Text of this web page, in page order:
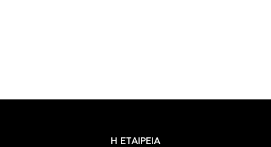
Η ΕΤΑΙΡΕΙΑ